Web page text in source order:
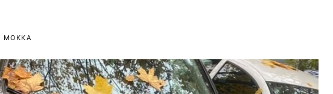
MOKKA